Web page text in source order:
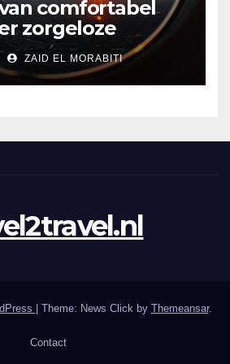
comfortabel
zorgeloze
de onzichtbare
boord
ZAID EL MORABITI
Theme: News Click by Themeansar.
Contact